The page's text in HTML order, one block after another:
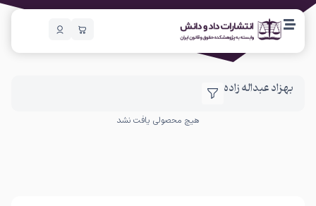
بهزاد عبداله زاده
هیچ محصولی یافت نشد